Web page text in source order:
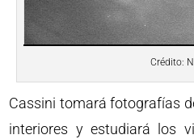
Crédito:
Cassini tomará fotografías
interiores y estudiará los